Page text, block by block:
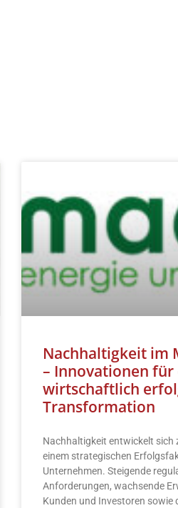
Nachhaltigkeit im
– Innovationen für
wirtschaftlich
Transformation
Nachhaltigkeit entwickelt sich
einem strategischen
Unternehmen. Steigende
Anforderungen, wachsende
Kunden und Investoren sowie